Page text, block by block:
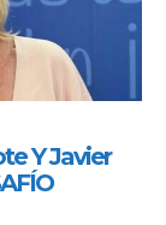
Y Javier